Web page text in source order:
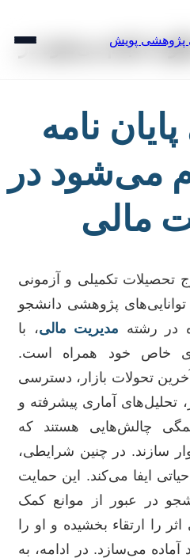
انجام می‌شود در
نامه
می‌شود در
مالی
تحصیلات تکمیلی و آزمونی
پژوهشی دانشجو
در رشته مدیریت مالی، با
خاص خود همراه است.
تحولات بازار، دسترسی
تحلیل‌های آماری پیشرفته و
چالش‌هایی هستند که
سازند. در چنین شرایطی،
ایفا می‌کند. این حمایت
در عبور از موانع کمک
را ارتقاء بخشیده و او را
آماده می‌سازد. در ادامه، به